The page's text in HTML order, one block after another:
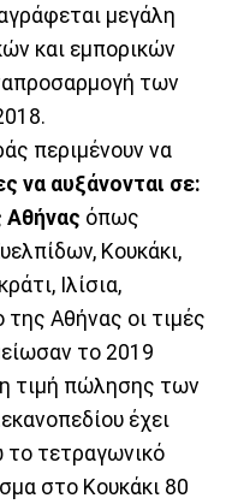
μεγάλη
και εμπορικών
των
περιμένουν να
να αυξάνονται σε:
Αθήνας όπως
Κουκάκι,
Ιλίσια,
της Αθήνας οι τιμές
το 2019
τιμή πώλησης των
έχει
τετραγωνικό
στο Κουκάκι 80